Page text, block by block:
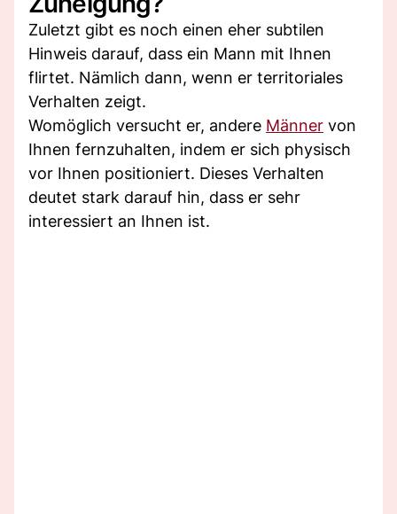
Zuletzt gibt es noch einen eher subtilen
Hinweis darauf, dass ein Mann mit Ihnen
flirtet. Nämlich dann, wenn er territoriales
Verhalten zeigt.
Womöglich versucht er, andere Männer von
Ihnen fernzuhalten, indem er sich physisch
vor Ihnen positioniert. Dieses Verhalten
deutet stark darauf hin, dass er sehr
interessiert an Ihnen ist.